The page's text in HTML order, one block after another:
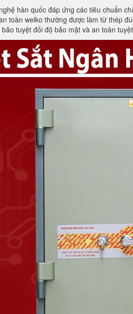
hàn quốc đáp ứng các tiêu chuẩn
toàn welko thường được làm từ thép
tuyệt đối độ bảo mật và an toàn